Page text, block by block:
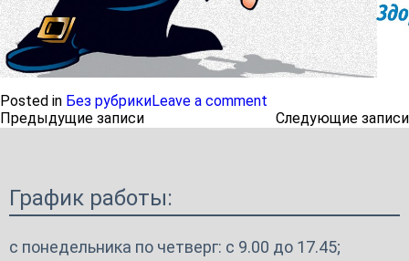
Posted in Без рубрикиLeave a comment
Навигация
Предыдущие записи Следующие записи
График работы:
с понедельника по четверг: с 9.00 до 17.45;